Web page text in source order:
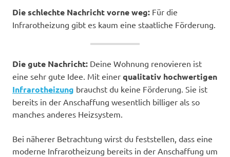
Die schlechte Nachricht vorne weg: Für die
Infrarotheizung gibt es kaum eine staatliche Förderung.
Die gute Nachricht: Deine Wohnung renovieren ist
eine sehr gute Idee. Mit einer qualitativ hochwertigen
Infrarotheizung brauchst du keine Förderung. Sie ist
bereits in der Anschaffung wesentlich billiger als so
manches anderes Heizsystem.
Bei näherer Betrachtung wirst du feststellen, dass eine
moderne Infrarotheizung bereits in der Anschaffung um